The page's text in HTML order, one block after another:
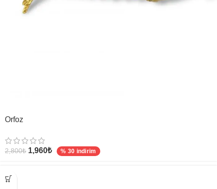
Orfoz
2,800₺ 1,960₺ % 30 indirim